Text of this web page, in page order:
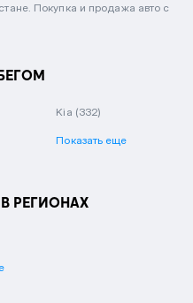
Покупка и продажа авто с
Kia (332)
Показать еще
РЕГИОНАХ